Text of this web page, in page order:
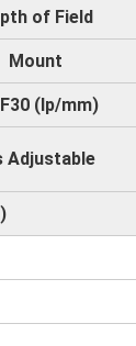
of Field
Mount
(lp/mm)
Adjustable